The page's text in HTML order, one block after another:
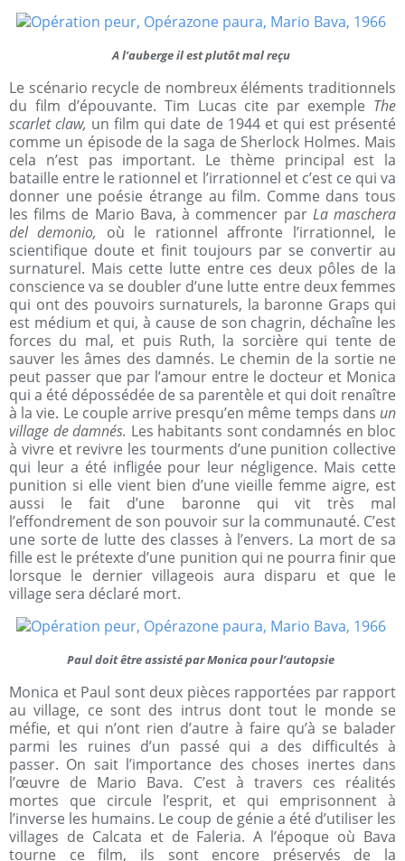
A l’auberge il est plutôt mal reçu
Le scénario recycle de nombreux éléments traditionnels
du film d’épouvante. Tim Lucas cite par exemple The
scarlet claw, un film qui date de 1944 et qui est présenté
comme un épisode de la saga de Sherlock Holmes. Mais
cela n’est pas important. Le thème principal est la
bataille entre le rationnel et l’irrationnel et c’est ce qui va
donner une poésie étrange au film. Comme dans tous
les films de Mario Bava, à commencer par La maschera
del demonio, où le rationnel affronte l’irrationnel, le
scientifique doute et finit toujours par se convertir au
surnaturel. Mais cette lutte entre ces deux pôles de la
conscience va se doubler d’une lutte entre deux femmes
qui ont des pouvoirs surnaturels, la baronne Graps qui
est médium et qui, à cause de son chagrin, déchaîne les
forces du mal, et puis Ruth, la sorcière qui tente de
sauver les âmes des damnés. Le chemin de la sortie ne
peut passer que par l’amour entre le docteur et Monica
qui a été dépossédée de sa parentèle et qui doit renaître
à la vie. Le couple arrive presqu’en même temps dans un
village de damnés. Les habitants sont condamnés en bloc
à vivre et revivre les tourments d’une punition collective
qui leur a été infligée pour leur négligence. Mais cette
punition si elle vient bien d’une vieille femme aigre, est
aussi le fait d’une baronne qui vit très mal
l’effondrement de son pouvoir sur la communauté. C’est
une sorte de lutte des classes à l’envers. La mort de sa
fille est le prétexte d’une punition qui ne pourra finir que
lorsque le dernier villageois aura disparu et que le
village sera déclaré mort.
Paul doit être assisté par Monica pour l’autopsie
Monica et Paul sont deux pièces rapportées par rapport
au village, ce sont des intrus dont tout le monde se
méfie, et qui n’ont rien d’autre à faire qu’à se balader
parmi les ruines d’un passé qui a des difficultés à
passer. On sait l’importance des choses inertes dans
l’œuvre de Mario Bava. C’est à travers ces réalités
mortes que circule l’esprit, et qui emprisonnent à
l’inverse les humains. Le coup de génie a été d’utiliser les
villages de Calcata et de Faleria. A l’époque où Bava
tourne ce film, ils sont encore préservés de la